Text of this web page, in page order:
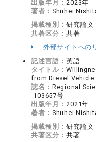
出版年月：2023年
著者： Shuhei
掲載種別：研究論文
共著区分：共著
外部サイトへの
記述言語：英語
タイトル：
from Diesel
誌名： Regional
103657号
出版年月：2021年
著者： Shuhei
掲載種別：研究論文
共著区分：共著